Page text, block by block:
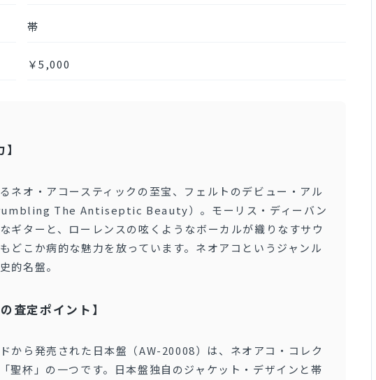
帯
￥5,000
ネオ・アコースティックの至宝、フェルトのデビュー・アル
The Antiseptic Beauty）。モーリス・ディーバン
ギターと、ローレンスの呟くようなボーカルが織りなすサウ
どこか病的な魅力を放っています。ネオアコというジャンル
的名盤。
査定ポイント】
から発売された日本盤（AW-20008）は、ネオアコ・コレク
聖杯」の一つです。日本盤独自のジャケット・デザインと帯